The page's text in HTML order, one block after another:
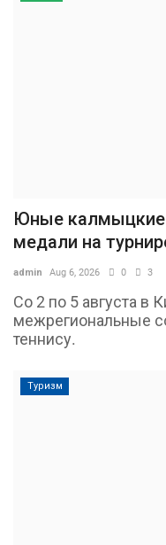
Юные калмыцкие
медали на
admin Aug 6, 2026 0 3
Со 2 по 5 августа в
межрегиональные
теннису.
Туризм